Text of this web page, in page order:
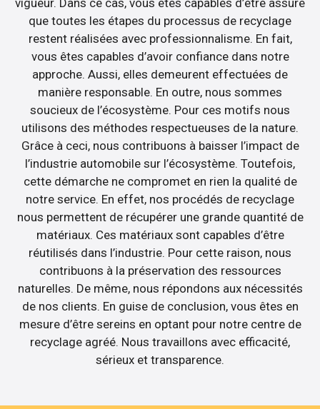
vigueur. Dans ce cas, vous êtes capables d’être assuré
que toutes les étapes du processus de recyclage
restent réalisées avec professionnalisme. En fait,
vous êtes capables d’avoir confiance dans notre
approche. Aussi, elles demeurent effectuées de
manière responsable. En outre, nous sommes
soucieux de l’écosystème. Pour ces motifs nous
utilisons des méthodes respectueuses de la nature.
Grâce à ceci, nous contribuons à baisser l’impact de
l’industrie automobile sur l’écosystème. Toutefois,
cette démarche ne compromet en rien la qualité de
notre service. En effet, nos procédés de recyclage
nous permettent de récupérer une grande quantité de
matériaux. Ces matériaux sont capables d’être
réutilisés dans l’industrie. Pour cette raison, nous
contribuons à la préservation des ressources
naturelles. De même, nous répondons aux nécessités
de nos clients. En guise de conclusion, vous êtes en
mesure d’être sereins en optant pour notre centre de
recyclage agréé. Nous travaillons avec efficacité,
sérieux et transparence.